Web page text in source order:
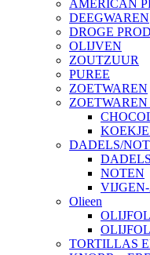
AMERICAN
DEEGWAREN
DROGE
OLIJVEN
ZOUTZUUR
PUREE
ZOETWAREN
DADELS/
DADELS
NOTEN
Olieen
TORTILLAS